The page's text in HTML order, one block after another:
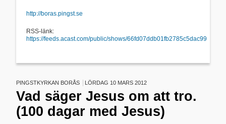
http://boras.pingst.se
RSS-länk:
https://feeds.acast.com/public/shows/66fd07ddb01fb2785c5dac99
PINGSTKYRKAN BORÅS LÖRDAG 10 MARS 2012
Vad säger Jesus om att tro.
(100 dagar med Jesus)